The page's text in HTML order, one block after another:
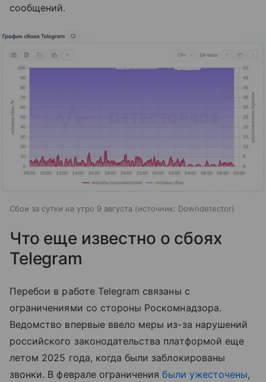
сообщений.
Сбои за сутки на утро 9 августа источник: Downdetector
Что еще известно о сбоях
Telegram
Перебои в работе Telegram связаны с
ограничениями со стороны Роскомнадзора.
Ведомство впервые ввело меры из-за нарушений
российского законодательства платформой еще
летом 2025 года, когда были заблокированы
звонки. В феврале ограничениябыли ужесточены,